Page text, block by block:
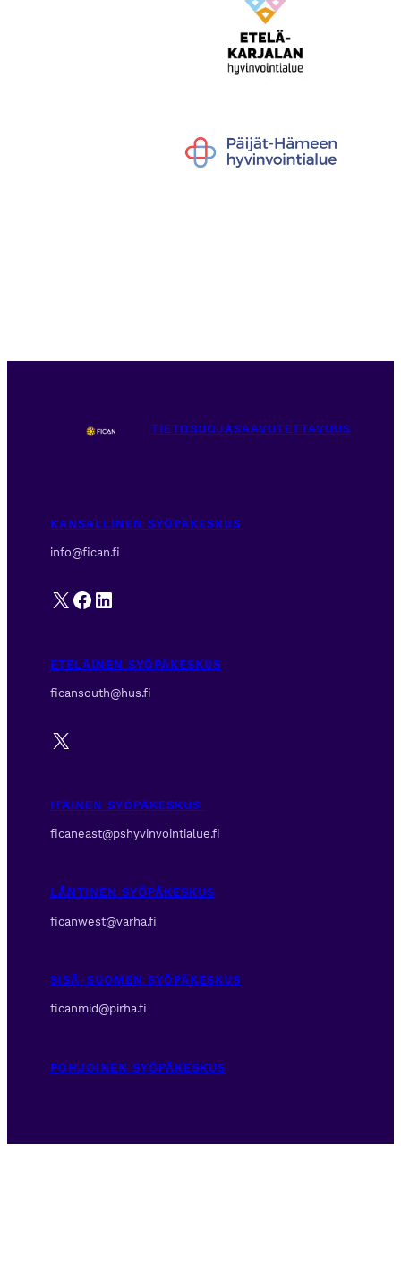
TIETOSUOJASAAVUTETTAVUUS
KANSALLINEN SYÖPÄKESKUS
info@fican.fi
X Facebook
LinkedIn
ETELÄINEN SYÖPÄKESKUS
ficansouth@hus.fi
X
ITÄINEN SYÖPÄKESKUS
ficaneast@pshyvinvointialue.fi
LÄNTINEN SYÖPÄKESKUS
ficanwest@varha.fi
SISÄ-SUOMEN SYÖPÄKESKUS
ficanmid@pirha.fi
POHJOINEN SYÖPÄKESKUS